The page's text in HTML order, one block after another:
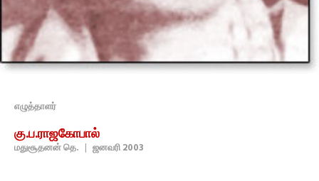
எழுத்தாளர்
கு.ப.ராஜகோபால்
மதுசூதனன் தெ. | ஜனவரி 2003